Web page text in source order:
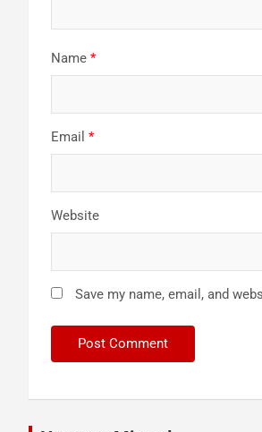
Name *
Email *
Website
Save my name, email, and